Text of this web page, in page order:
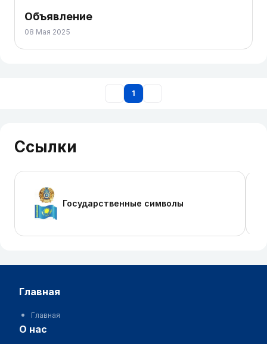
Объявление
08 Мая 2025
1
Ссылки
Государственные символы
главная
Главная
о нас